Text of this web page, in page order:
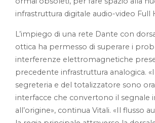
infrastruttura digitale audio-video Full
L’impiego di una rete Dante con
ottica ha permesso di superare i
interferenze elettromagnetiche
precedente infrastruttura analogica.
segreteria e del totalizzatore sono
interfacce che convertono il segnale
all’origine», continua Vitali. «Il flusso